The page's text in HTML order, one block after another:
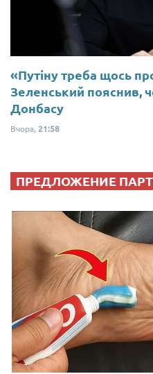
«Путіну треба щось
Зеленський пояснив,
Донбасу
Вчора, 21:58
ПРЕДЛОЖЕНИЕ